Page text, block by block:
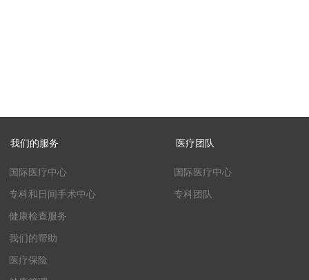
我们的服务 医疗团队
国际医疗中心
专科和日间手术中心
健康检查服务
我们的帮助
医疗保险
国际医疗中心
专科团队